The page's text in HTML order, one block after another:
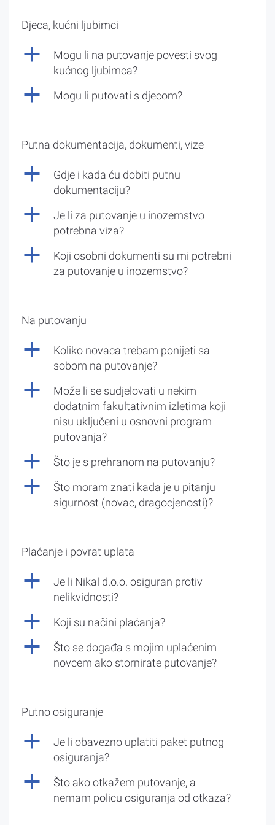
Djeca, kućni ljubimci
a
Mogu li na putovanje povesti svog
kućnog ljubimca?
a Mogu li putovati s djecom?
Putna dokumentacija, dokumenti, vize
a
Gdje i kada ću dobiti putnu
dokumentaciju?
a
Je li za putovanje u inozemstvo
potrebna viza?
a
Koji osobni dokumenti su mi potrebni
za putovanje u inozemstvo?
Na putovanju
a
Koliko novaca trebam ponijeti sa
sobom na putovanje?
a
Može li se sudjelovati u nekim
dodatnim fakultativnim izletima koji
nisu uključeni u osnovni program
putovanja?
a Što je s prehranom na putovanju?
a
Što moram znati kada je u pitanju
sigurnost (novac, dragocjenosti)?
Plaćanje i povrat uplata
a
Je li Nikal d.o.o. osiguran protiv
nelikvidnosti?
a Koji su načini plaćanja?
a
Što se događa s mojim uplaćenim
novcem ako stornirate putovanje?
Putno osiguranje
a
Je li obavezno uplatiti paket putnog
osiguranja?
a
Što ako otkažem putovanje, a
nemam policu osiguranja od otkaza?